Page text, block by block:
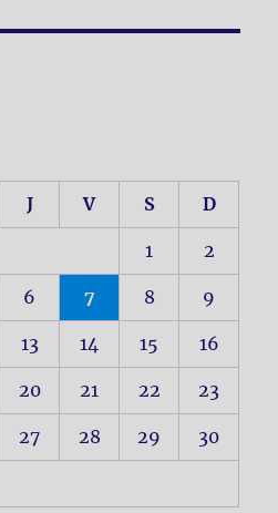
J V S D
1 2
6 7 8 9
13 14 15 16
20 21 22 23
27 28 29 30